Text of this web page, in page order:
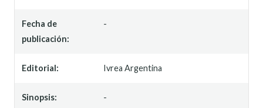
Fecha de
publicación:
-
Editorial: Ivrea Argentina
Sinopsis: -